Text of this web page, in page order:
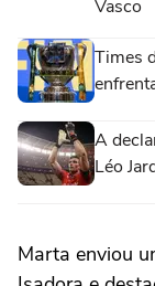
Vasco
Times
A
Léo
Marta enviou